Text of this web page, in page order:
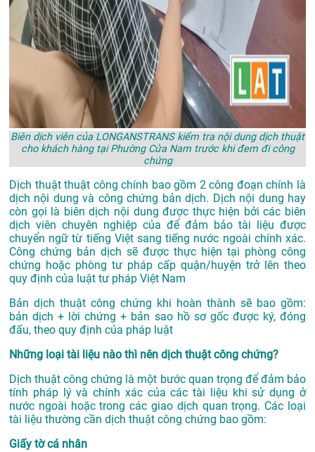
Biên dịch viên của LONGANSTRANS kiểm tra nội dung dịch thuật
cho khách hàng tại Phường Cửa Nam trước khi đem đi công
chứng
Dịch thuật thuật công chính bao gồm 2 công đoạn chính là
dịch nội dung và công chứng bản dịch. Dịch nội dung hay
còn gọi là biên dịch nội dung được thực hiện bởi các biên
dịch viên chuyên nghiệp của để đảm bảo tài liệu được
chuyển ngữ từ tiếng Việt sang tiếng nước ngoài chính xác.
Công chứng bản dịch sẽ được thực hiện tại phòng công
chứng hoặc phòng tư pháp cấp quận/huyện trở lên theo
quy định của luật tư pháp Việt Nam
Bản dịch thuật công chứng khi hoàn thành sẽ bao gồm:
bản dịch + lời chứng + bản sao hồ sơ gốc được ký, đóng
đấu, theo quy định của pháp luật
Những loại tài liệu nào thì nên dịch thuật công chứng?
Dịch thuật công chứng là một bước quan trọng để đảm bảo
tính pháp lý và chính xác của các tài liệu khi sử dụng ở
nước ngoài hoặc trong các giao dịch quan trọng. Các loại
tài liệu thường cần dịch thuật công chứng bao gồm:
Giấy tờ cá nhân